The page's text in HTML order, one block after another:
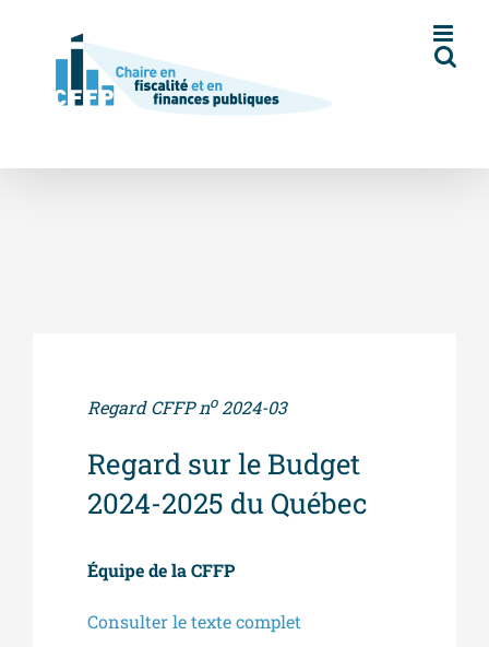
Regard CFFP no2024-03
Regard sur le Budget
2024-2025 du Québec
Équipe de la CFFP
Consulter le texte complet